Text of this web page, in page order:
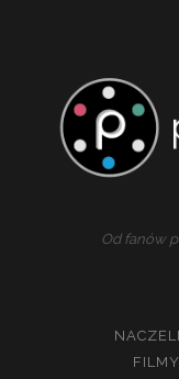
Od fanów